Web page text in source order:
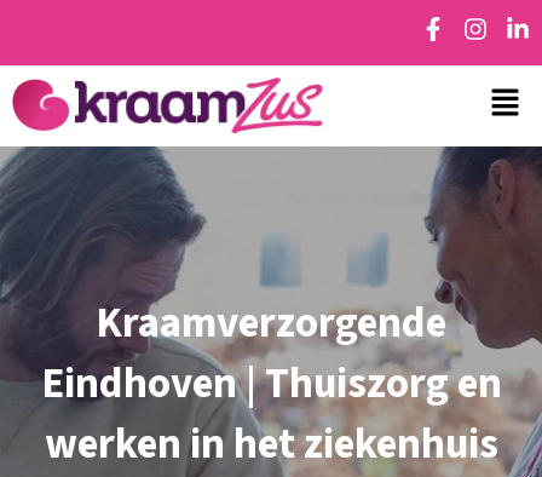
Kraamverzorgende
Eindhoven | Thuiszorg en
werken in het ziekenhuis